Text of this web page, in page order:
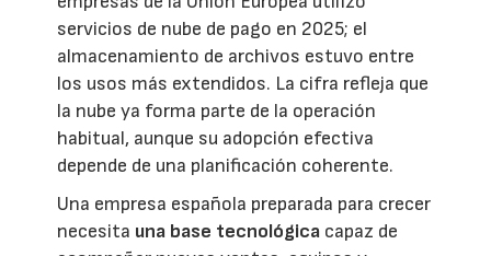
servicios de nube de pago en 2025; el
almacenamiento de archivos estuvo entre
los usos más extendidos. La cifra refleja que
la nube ya forma parte de la operación
habitual, aunque su adopción efectiva
depende de una planificación coherente.
Una empresa española preparada para crecer
necesita una base tecnológica capaz de